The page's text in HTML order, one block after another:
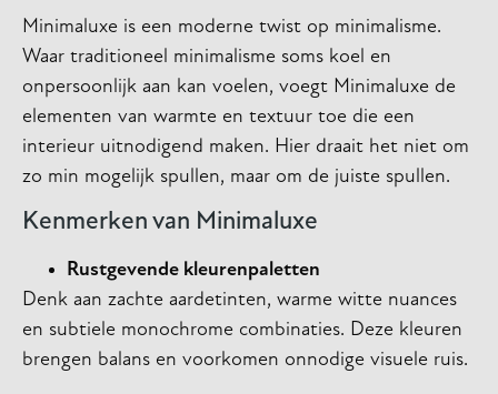
Minimaluxe is een moderne twist op minimalisme.
Waar traditioneel minimalisme soms koel en
onpersoonlijk aan kan voelen, voegt Minimaluxe de
elementen van warmte en textuur toe die een
interieur uitnodigend maken. Hier draait het niet om
zo min mogelijk spullen, maar om de juiste spullen.
Kenmerken van Minimaluxe
Rustgevende kleurenpaletten
Denk aan zachte aardetinten, warme witte nuances
en subtiele monochrome combinaties. Deze kleuren
brengen balans en voorkomen onnodige visuele ruis.